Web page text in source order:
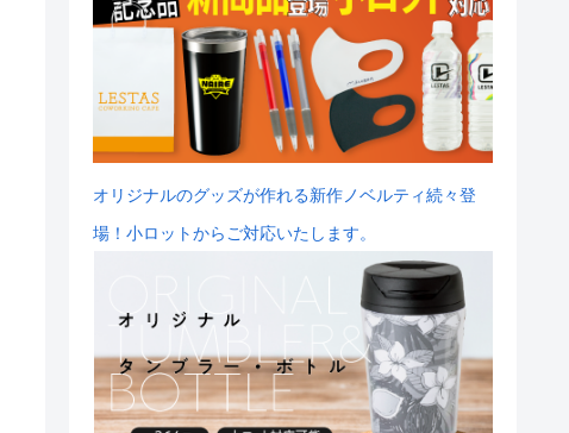
オリジナルのグッズが作れる新作ノベルティ続々登
場！小ロットからご対応いたします。